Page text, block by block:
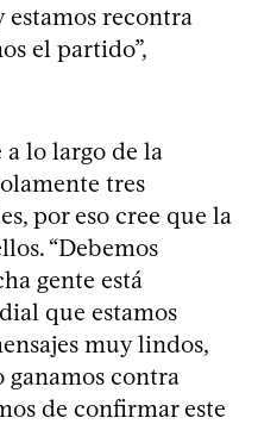
estamos recontra
el partido”,
lo largo de la
tres
por eso cree que la
“Debemos
gente está
que estamos
muy lindos,
ganamos contra
de confirmar este